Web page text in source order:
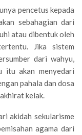
pencetus kepada
sebahagian dari
atau dibentuk oleh
Jika sistem
dari wahyu,
itu akan menyedari
pahala dan dosa
kelak.
akidah sekularisme
agama dari